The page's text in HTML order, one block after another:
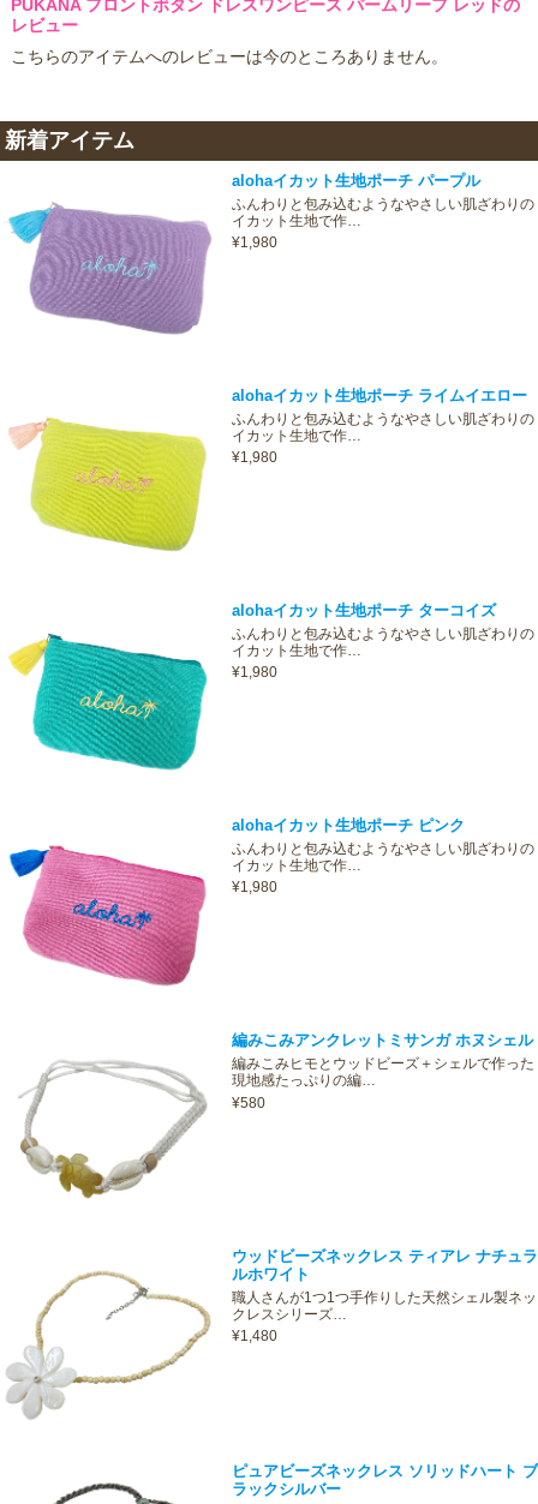
PUKANA フロントボタン ドレスワンピース パームリーフ レッドの
レビュー
こちらのアイテムへのレビューは今のところありません。
新着アイテム
alohaイカット生地ポーチ パープル
ふんわりと包み込むようなやさしい肌ざわりの
イカット生地で作…
¥1,980
alohaイカット生地ポーチ ライムイエロー
ふんわりと包み込むようなやさしい肌ざわりの
イカット生地で作…
¥1,980
alohaイカット生地ポーチ ターコイズ
ふんわりと包み込むようなやさしい肌ざわりの
イカット生地で作…
¥1,980
alohaイカット生地ポーチ ピンク
ふんわりと包み込むようなやさしい肌ざわりの
イカット生地で作…
¥1,980
編みこみアンクレットミサンガ ホヌシェル
編みこみヒモとウッドビーズ＋シェルで作った
現地感たっぷりの編…
¥580
ウッドビーズネックレス ティアレ ナチュラ
ルホワイト
職人さんが1つ1つ手作りした天然シェル製ネッ
クレスシリーズ…
¥1,480
ピュアビーズネックレス ソリッドハート ブ
ラックシルバー